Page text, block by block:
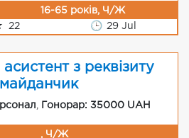
16-65 років, Ч/Ж
22 🕒 29 Jul
з реквізиту
Гонорар: 35000 UAH
, Ч/Ж